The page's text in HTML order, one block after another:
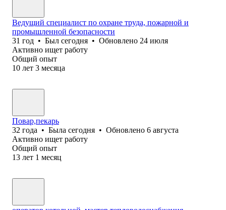
Ведущий специалист по охране труда, пожарной и
промышленной безопасности
31 год • Был сегодня • Обновлено 24 июля
Активно ищет работу
Общий опыт
10 лет 3 месяца
Повар,пекарь
32 года • Была сегодня • Обновлено 6 августа
Активно ищет работу
Общий опыт
13 лет 1 месяц